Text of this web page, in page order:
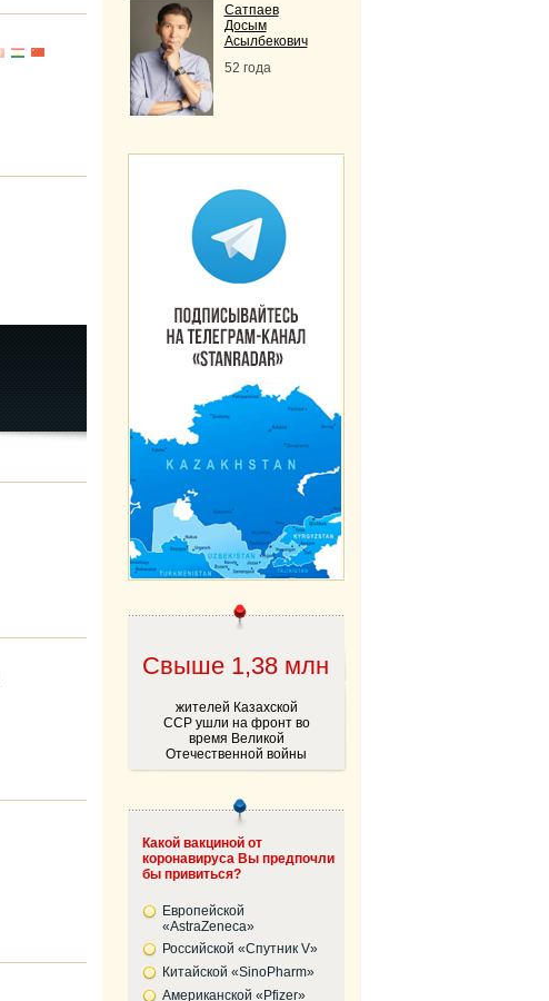
Сатпаев
Досым
Асылбекович
52 года
Свыше 1,38 млн
жителей Казахской
ССР ушли на фронт во
время Великой
Отечественной войны
Какой вакциной от
коронавируса Вы предпочли
бы привиться?
Европейской
«AstraZeneca»
Российской «Спутник V»
Китайской «SinoPharm»
Американской «Pfizer»